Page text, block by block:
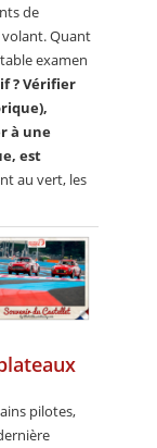
de
volant. Quant
examen
? Vérifier
à une
est
au vert, les
pilotes,